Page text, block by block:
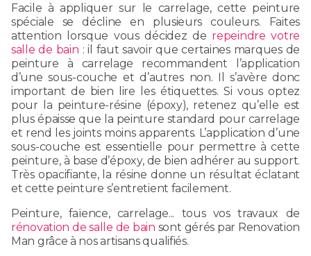
Facile à appliquer sur le carrelage, cette peinture
spéciale se décline en plusieurs couleurs. Faites
attention lorsque vous décidez de repeindre votre
salle de bain : il faut savoir que certaines marques de
peinture à carrelage recommandent l’application
d’une sous-couche et d’autres non. Il s’avère donc
important de bien lire les étiquettes. Si vous optez
pour la peinture-résine (époxy), retenez qu’elle est
plus épaisse que la peinture standard pour carrelage
et rend les joints moins apparents. L’application d’une
sous-couche est essentielle pour permettre à cette
peinture, à base d’époxy, de bien adhérer au support.
Très opacifiante, la résine donne un résultat éclatant
et cette peinture s’entretient facilement.
Peinture, faïence, carrelage... tous vos travaux de
rénovation de salle de bain sont gérés par Renovation
Man grâce à nos artisans qualifiés.